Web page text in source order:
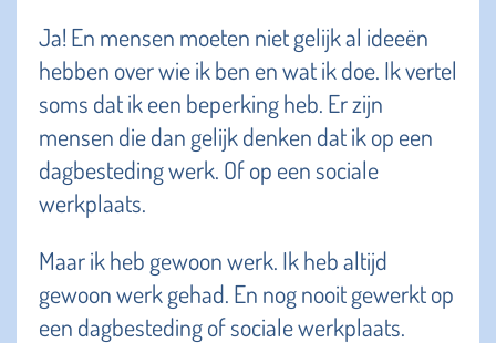
Ja! En mensen moeten niet gelijk al ideeën
hebben over wie ik ben en wat ik doe. Ik vertel
soms dat ik een beperking heb. Er zijn
mensen die dan gelijk denken dat ik op een
dagbesteding werk. Of op een sociale
werkplaats.
Maar ik heb gewoon werk. Ik heb altijd
gewoon werk gehad. En nog nooit gewerkt op
een dagbesteding of sociale werkplaats.